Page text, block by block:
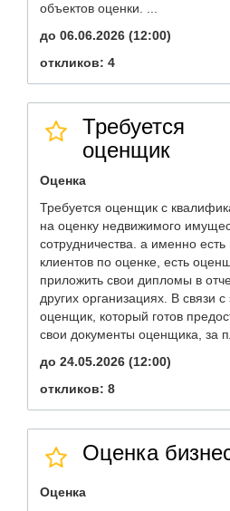
объектов оценки. ...
до 06.06.2026 (12:00)
откликов: 4
Требуется
оценщик
Оценка
Требуется оценщик с
на оценку недвижимого
сотрудничества. а именно
клиентов по оценке, есть
приложить свои дипломы в
других организациях. В связи с
оценщик, который готов
свои документы оценщика, за
до 24.05.2026 (12:00)
откликов: 8
Оценка
Оценка